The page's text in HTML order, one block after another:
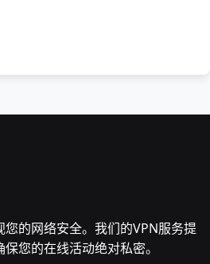
的网络安全。我们的VPN服务提
您的在线活动绝对私密。